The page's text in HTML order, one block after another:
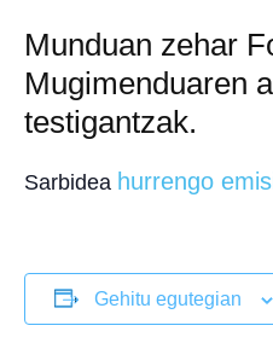
Munduan zehar
Mugimenduaren
testigantzak.
Sarbidea hurrengo
Gehitu egutegian